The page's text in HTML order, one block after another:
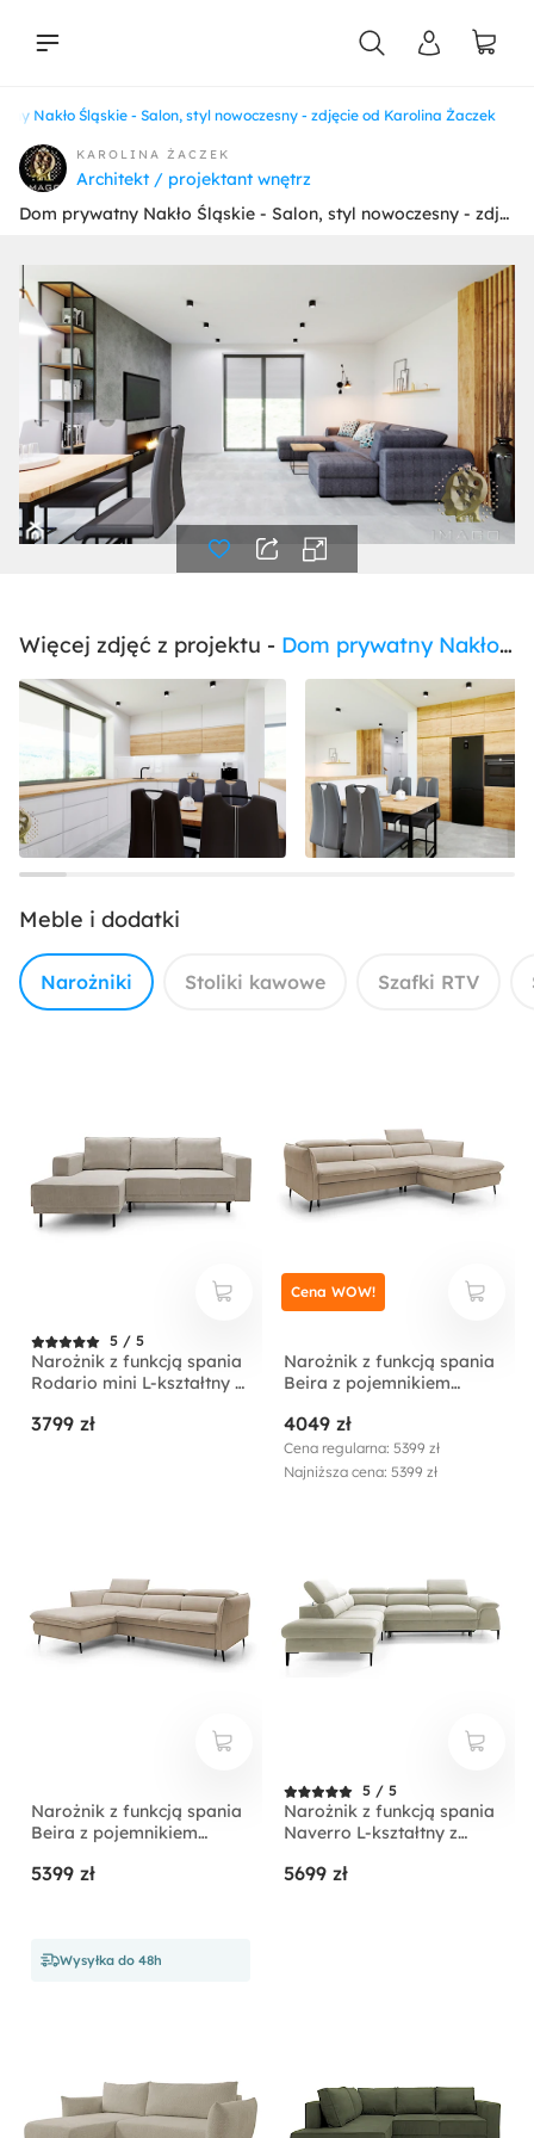
Nakło Śląskie - Salon, styl nowoczesny - zdjęcie od Karolina Żaczek
KAROLINA ŻACZEK
Architekt / projektant wnętrz
Dom prywatny Nakło Śląskie - Salon, styl nowoczesny - zdjęcie od Karolina Żaczek
Więcej zdjęć z projektu - Dom prywatny Nakło Śląskie
Meble i dodatki
Narożniki Stoliki kawowe Szafki RTV
5 / 5
Narożnik z funkcją spania
Rodario mini L-kształtny z
ciemnobeżowy sztruks
3799 zł
Narożnik z funkcją spania
Beira z pojemnikiem
4049 zł
Cena regularna: 5399 zł
Najniższa cena: 5399 zł
Cena WOW!
Narożnik z funkcją spania
Beira z pojemnikiem
5399 zł
Wysyłka do 48h
5 / 5
Narożnik z funkcją spania
Naverro L-kształtny z
velvet hydrofobowy
5699 zł